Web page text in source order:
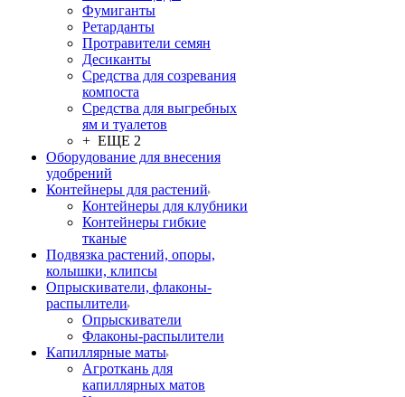
Фумиганты
Ретарданты
Протравители семян
Десиканты
Средства для созревания
компоста
Средства для выгребных
ям и туалетов
+ ЕЩЕ 2
Оборудование для внесения
удобрений
Контейнеры для растений
Контейнеры для клубники
Контейнеры гибкие
тканые
Подвязка растений, опоры,
колышки, клипсы
Опрыскиватели, флаконы-
распылители
Опрыскиватели
Флаконы-распылители
Капиллярные маты
Агроткань для
капиллярных матов